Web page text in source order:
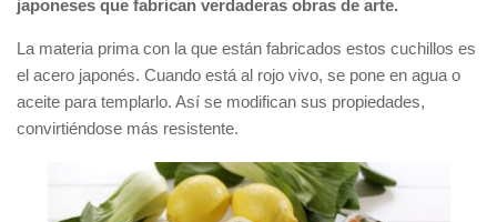
japoneses que fabrican verdaderas obras de arte.
La materia prima con la que están fabricados estos cuchillos es
el acero japonés. Cuando está al rojo vivo, se pone en agua o
aceite para templarlo. Así se modifican sus propiedades,
convirtiéndose más resistente.